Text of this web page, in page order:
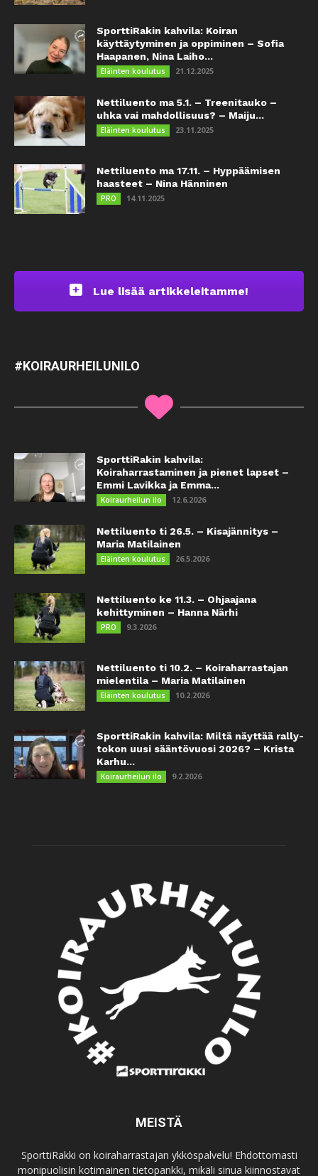
SporttiRakin kahvila: Koiran
käyttäytyminen ja oppiminen – Sofia
Haapanen, Nina Laiho...
Eläinten koulutus 21.12.2025
Nettiluento ma 5.1. – Treenitauko –
uhka vai mahdollisuus? – Maiju...
Eläinten koulutus 23.11.2025
Nettiluento ma 17.11. – Hyppäämisen
haasteet – Nina Hänninen
PRO 14.11.2025
Lue lisää artikkeleitamme!
#KOIRAURHEILUNILO
SporttiRakin kahvila:
Koiraharrastaminen ja pienet lapset –
Emmi Lavikka ja Emma...
Koiraurheilun ilo 12.6.2026
Nettiluento ti 26.5. – Kisajännitys –
Maria Matilainen
Eläinten koulutus 26.5.2026
Nettiluento ke 11.3. – Ohjaajana
kehittyminen – Hanna Närhi
PRO 9.3.2026
Nettiluento ti 10.2. – Koiraharrastajan
mielentila – Maria Matilainen
Eläinten koulutus 10.2.2026
SporttiRakin kahvila: Miltä näyttää rally-
tokon uusi sääntövuosi 2026? – Krista
Karhu...
Koiraurheilun ilo 9.2.2026
MEISTÄ
SporttiRakki on koiraharrastajan ykköspalvelu! Ehdottomasti
monipuolisin kotimainen tietopankki, mikäli sinua kiinnostavat